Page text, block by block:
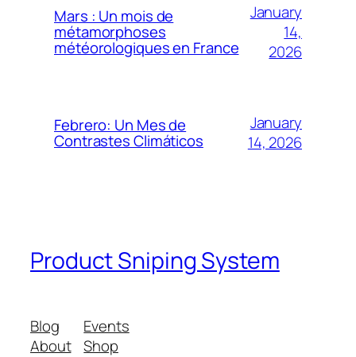
Mars : Un mois de
métamorphoses
météorologiques en France
January
14,
2026
Febrero: Un Mes de
Contrastes Climáticos
January
14, 2026
Product Sniping System
Blog
About
Events
Shop